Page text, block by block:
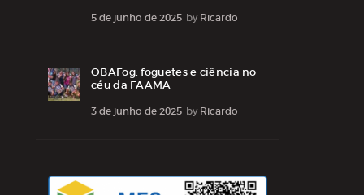
5 de junho de 2025 by Ricardo
OBAFog: foguetes e ciência no
céu da FAAMA
3 de junho de 2025 by Ricardo